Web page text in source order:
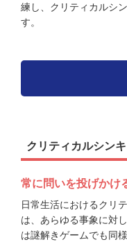
練し、クリティカルシ
す。
クリティカルシン
常に問いを投げかけ
日常生活におけるクリ
は、あらゆる事象に対
は謎解きゲームでも同